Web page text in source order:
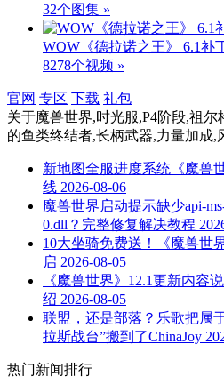
32个图集 »
WOW《德拉诺之王》 6.1补
8278个视频 »
官网 专区 下载 礼包
关于魔兽世界,时光服,P4阶段,祖
的鱼类终结者,长柄武器,力量加成,
新地图全服进度系统《魔兽
线 2026-08-06
魔兽世界启动提示缺少api-
0.dll？完整修复解决教程
10大坐骑免费送！《魔兽世
启 2026-08-05
《魔兽世界》12.1更新内容
绍 2026-08-05
联盟，还是部落？乐歌把属
拉斯战台”搬到了ChinaJoy
热门新闻排行